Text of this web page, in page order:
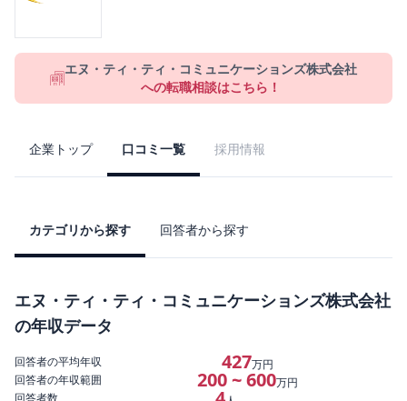
エヌ・ティ・ティ・コミュニケーションズ株式会社
への転職相談はこちら！
企業トップ 口コミ一覧 採用情報
カテゴリから探す 回答者から探す
エヌ・ティ・ティ・コミュニケーションズ株式会社
の年収データ
回答者の平均年収 427万円
回答者の年収範囲
200 ~ 600万円
回答者数